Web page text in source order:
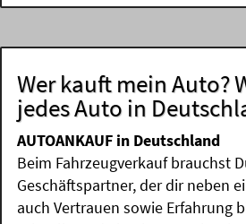
Wer kauft mein Auto?
jedes Auto in
AUTOANKAUF in Deutschland
Beim Fahrzeugverkauf brauchst
Geschäftspartner, der dir neben
auch Vertrauen sowie Erfahrung